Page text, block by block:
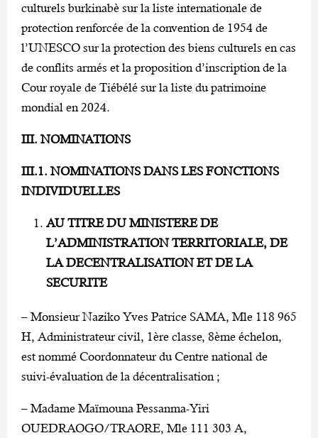
culturels burkinabè sur la liste internationale de
protection renforcée de la convention de 1954 de
l’UNESCO sur la protection des biens culturels en cas
de conflits armés et la proposition d’inscription de la
Cour royale de Tiébélé sur la liste du patrimoine
mondial en 2024.
III. NOMINATIONS
III.1. NOMINATIONS DANS LES FONCTIONS
INDIVIDUELLES
AU TITRE DU MINISTERE DE
L’ADMINISTRATION TERRITORIALE, DE
LA DECENTRALISATION ET DE LA
SECURITE
– Monsieur Naziko Yves Patrice SAMA, Mle 118 965
H, Administrateur civil, 1ère classe, 8ème échelon,
est nommé Coordonnateur du Centre national de
suivi-évaluation de la décentralisation ;
– Madame Maïmouna Pessanma-Yiri
OUEDRAOGO/TRAORE, Mle 111 303 A,